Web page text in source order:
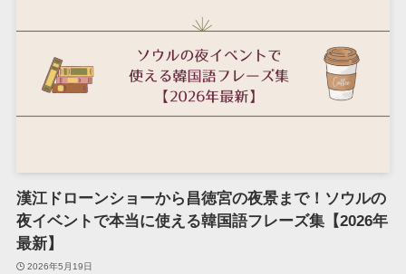
漢江ドローンショーから昌徳宮の夜景まで！ソウルの
夜イベントで本当に使える韓国語フレーズ集【2026年
最新】
2026年5月19日